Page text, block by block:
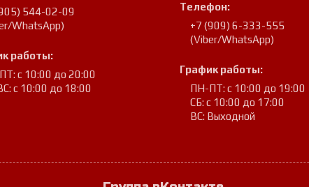
544-02-09
WhatsApp)
работы:
с 10:00 до 20:00
с 10:00 до 18:00
Телефон:
+7 (909) 6-333-555
(Viber/WhatsApp)
График работы:
ПН-ПТ: с 10:00 до 19:00
СБ: с 10:00 до 17:00
ВС: Выходной